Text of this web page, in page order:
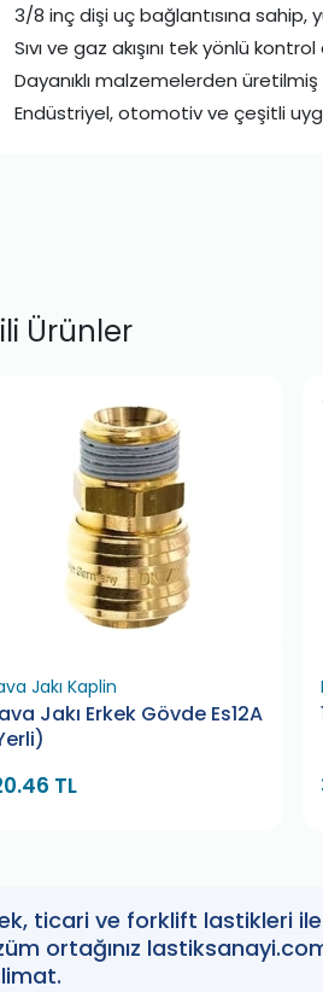
3/8 inç dişi uç bağlantısına sahip,
Sıvı ve gaz akışını tek yönlü
Dayanıklı malzemelerden
Endüstriyel, otomotiv ve çeşitli
Ürünler
Jakı Kaplin
Jakı Erkek Gövde Es12A
TL
ticari ve forklift lastikleri
ortağınız